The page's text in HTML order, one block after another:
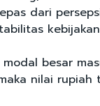
dari
besar
nilai